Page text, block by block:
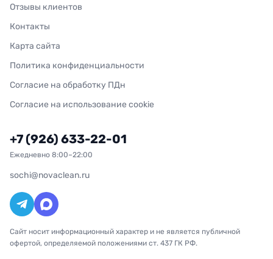
Отзывы клиентов
Контакты
Карта сайта
Политика конфиденциальности
Согласие на обработку ПДн
Согласие на использование cookie
+7 (926) 633-22-01
Ежедневно 8:00–22:00
sochi@novaclean.ru
Сайт носит информационный характер и не является публичной
офертой, определяемой положениями ст. 437 ГК РФ.